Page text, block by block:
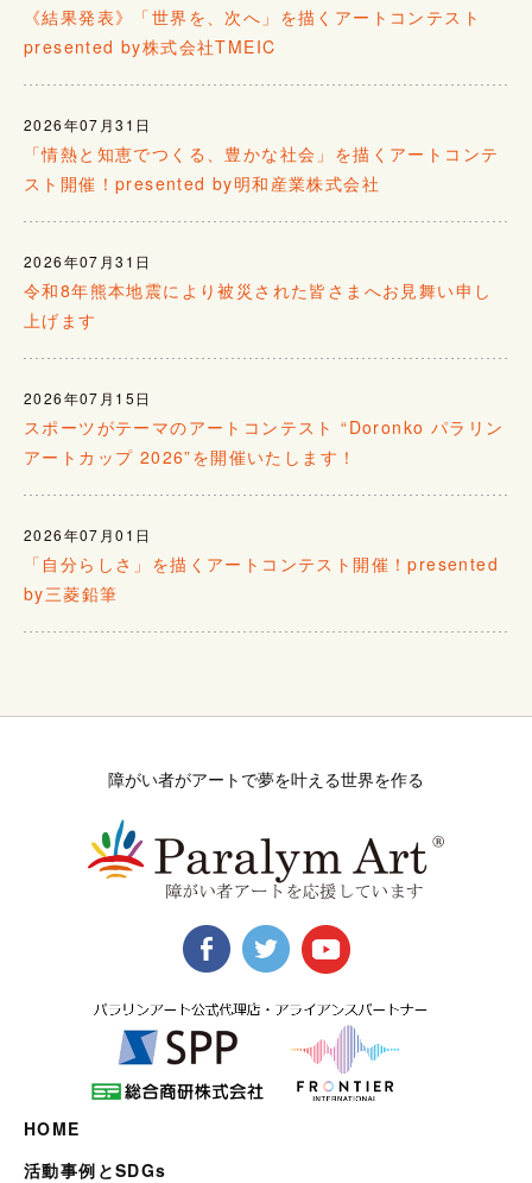
《結果発表》「世界を、次へ」を描くアートコンテスト
presented by株式会社TMEIC
2026年07月31日
「情熱と知恵でつくる、豊かな社会」を描くアートコンテ
スト開催！presented by明和産業株式会社
2026年07月31日
令和8年熊本地震により被災された皆さまへお見舞い申し
上げます
2026年07月15日
スポーツがテーマのアートコンテスト “Doronko パラリン
アートカップ 2026”を開催いたします！
2026年07月01日
「自分らしさ」を描くアートコンテスト開催！presented
by三菱鉛筆
障がい者がアートで夢を叶える世界を作る
HOME
活動事例とSDGs